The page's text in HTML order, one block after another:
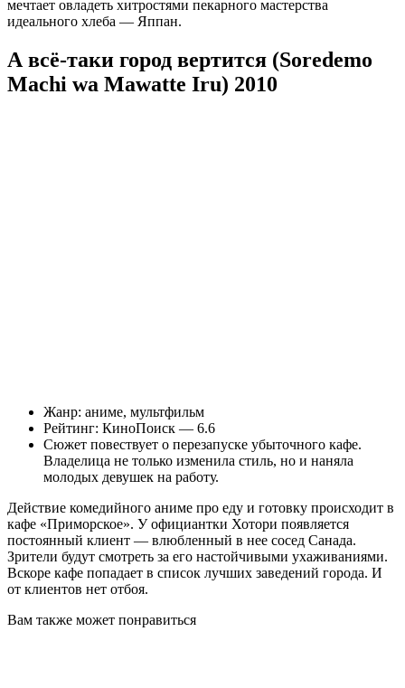
мечтает овладеть хитростями пекарного мастерства
идеального хлеба — Яппан.
А всё-таки город вертится (Soredemo
Machi wa Mawatte Iru) 2010
Жанр: аниме, мультфильм
Рейтинг: КиноПоиск — 6.6
Сюжет повествует о перезапуске убыточного кафе.
Владелица не только изменила стиль, но и наняла
молодых девушек на работу.
Действие комедийного аниме про еду и готовку происходит в
кафе «Приморское». У официантки Хотори появляется
постоянный клиент — влюбленный в нее сосед Санада.
Зрители будут смотреть за его настойчивыми ухаживаниями.
Вскоре кафе попадает в список лучших заведений города. И
от клиентов нет отбоя.
Вам также может понравиться